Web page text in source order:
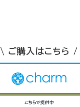
\ ご購入はこちら /